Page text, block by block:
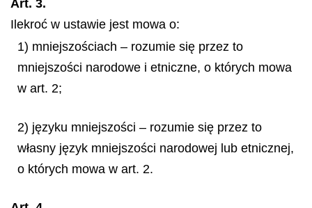
Art. 3.
Ilekroć w ustawie jest mowa o:
1) mniejszościach – rozumie się przez to
mniejszości narodowe i etniczne, o których mowa
w art. 2;
2) języku mniejszości – rozumie się przez to
własny język mniejszości narodowej lub etnicznej,
o których mowa w art. 2.